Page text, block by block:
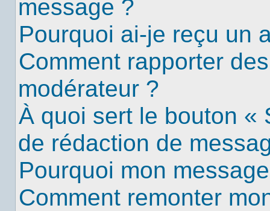
message ?
Pourquoi ai-je reçu un
Comment rapporter
modérateur ?
À quoi sert le bouton «
de rédaction de
Pourquoi mon
Comment remonter